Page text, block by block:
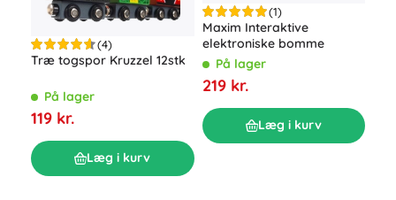
(4)
Træ togspor Kruzzel 12stk
På lager
119 kr.
Læg i kurv
(1)
Maxim Interaktive
elektroniske bomme
På lager
219 kr.
Læg i kurv